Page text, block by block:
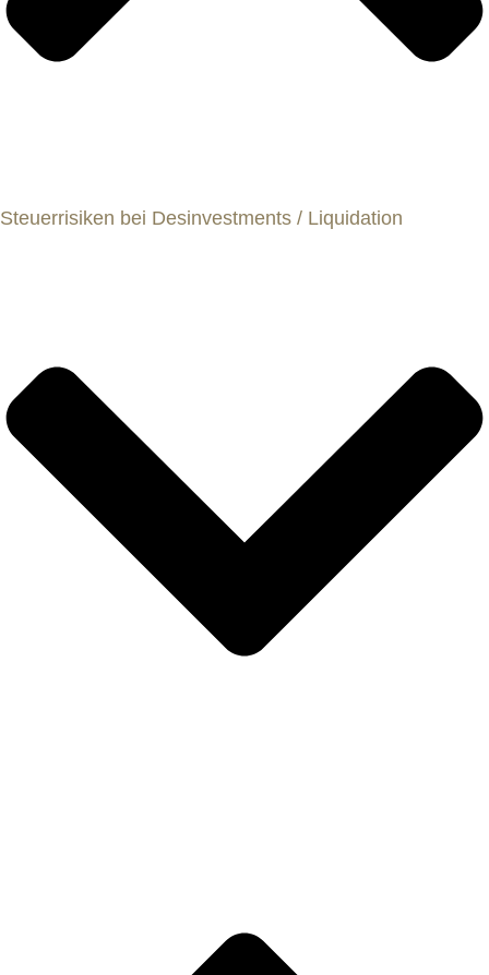
Steuerrisiken bei Desinvestments / Liquidation